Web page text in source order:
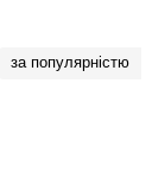
за популярністю